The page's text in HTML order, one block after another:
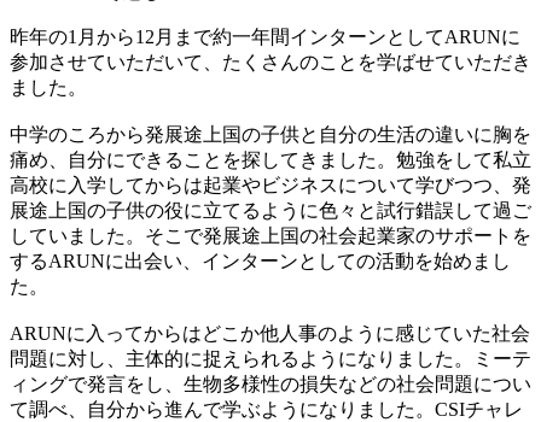
昨年の1月から12月まで約一年間インターンとしてARUNに
参加させていただいて、たくさんのことを学ばせていただき
ました。
中学のころから発展途上国の子供と自分の生活の違いに胸を
痛め、自分にできることを探してきました。勉強をして私立
高校に入学してからは起業やビジネスについて学びつつ、発
展途上国の子供の役に立てるように色々と試行錯誤して過ご
していました。そこで発展途上国の社会起業家のサポートを
するARUNに出会い、インターンとしての活動を始めまし
た。
ARUNに入ってからはどこか他人事のように感じていた社会
問題に対し、主体的に捉えられるようになりました。ミーテ
ィングで発言をし、生物多様性の損失などの社会問題につい
て調べ、自分から進んで学ぶようになりました。CSIチャレ